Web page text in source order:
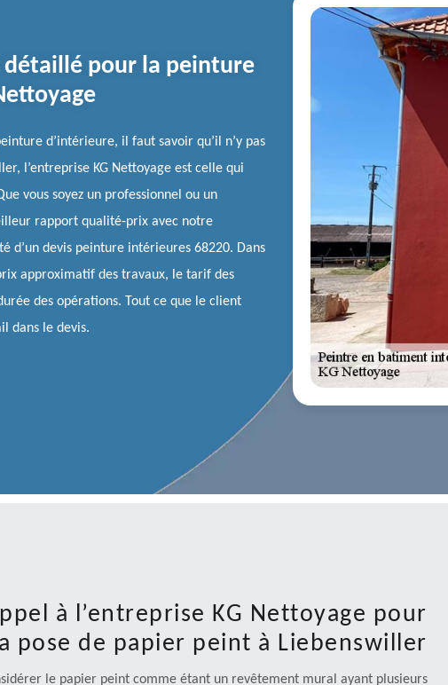
détaillé pour la peinture
d’intérieure, il faut savoir qu’il n’y pas
l’entreprise KG Nettoyage est celle qui
vous soyez un professionnel ou un
rapport qualité-prix avec notre
d’un devis peinture intérieures 68220. Dans
approximatif des travaux, le tarif des
des opérations. Tout ce que le client
dans le devis.
à l’entreprise KG Nettoyage pour
pose de papier peint à Liebenswiller
le papier peint comme étant un revêtement mural ayant plusieurs